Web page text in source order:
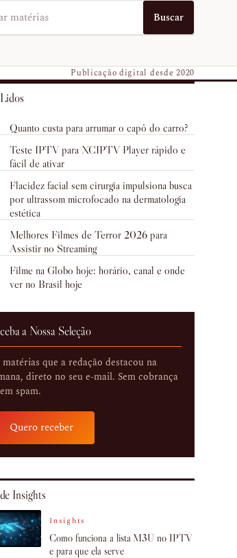
no EUVO News Buscar
Publicação digital desde 2020
Quanto custa para arrumar o capô do carro?
Teste IPTV para XCIPTV Player rápido e
fácil de ativar
Flacidez facial sem cirurgia impulsiona busca
por ultrassom microfocado na dermatologia
estética
Melhores Filmes de Terror 2026 para
Assistir no Streaming
Filme na Globo hoje: horário, canal e onde
ver no Brasil hoje
a Nossa Seleção
que a redação destacou na
direto no seu e-mail. Sem cobrança
spam.
Quero receber
Insights
Insights
Como funciona a lista M3U no IPTV
e para que ela serve